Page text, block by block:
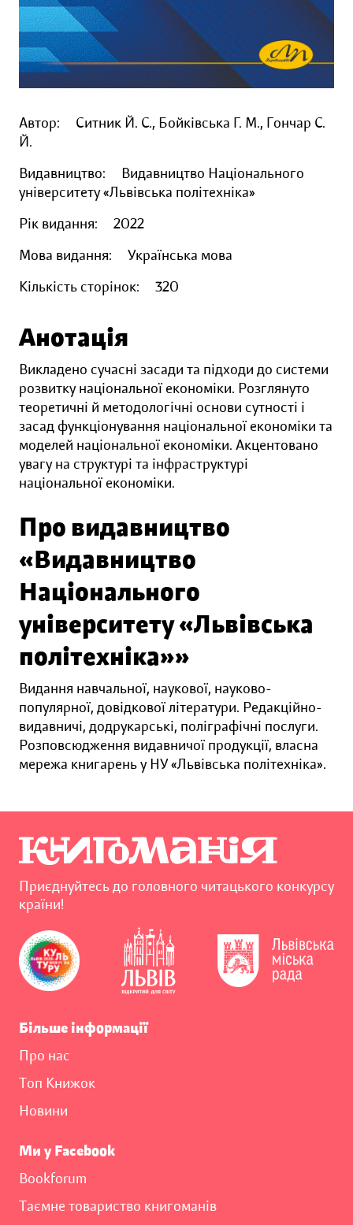
Автор:
Ситник Й. С., Бойківська Г. М., Гончар С.
Й.
Видавництво:
Видавництво Національного
університету «Львівська політехніка»
Рік видання:
2022
Мова видання:
Українська мова
Кількість сторінок:
320
Анотація
Викладено сучасні засади та підходи до системи
розвитку національної економіки. Розглянуто
теоретичні й методологічні основи сутності і
засад функціонування національної економіки та
моделей національної економіки. Акцентовано
увагу на структурі та інфраструктурі
національної економіки.
Про видавництво
«Видавництво
Національного
університету «Львівська
політехніка»»
Видання навчальної, наукової, науково-
популярної, довідкової літератури. Редакційно-
видавничі, додрукарські, поліграфічні послуги.
Розповсюдження видавничої продукції, власна
мережа книгарень у НУ «Львівська політехніка».
Приєднуйтесь до головного читацького конкурсу
країни!
Більше інформації
Про нас
Топ Книжок
Новини
Ми у Facebook
Bookforum
Таємне товариство книгоманів